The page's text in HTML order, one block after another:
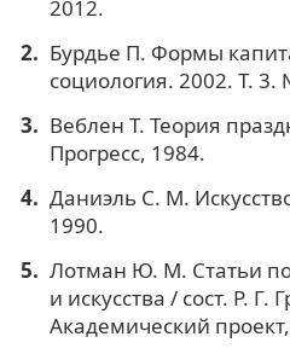
2012.
Бурдье П. Формы
социология. 2002. Т. 3.
Веблен Т. Теория
Прогресс, 1984.
Даниэль С. М.
1990.
Лотман Ю. М. Статьи
и искусства / сост. Р. Г.
Академический